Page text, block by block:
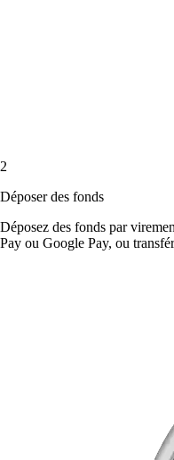
2
Déposer des fonds
Déposez des fonds par
Pay ou Google Pay, ou